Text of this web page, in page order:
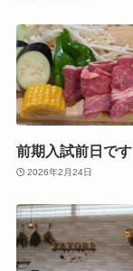
前期入試前日です
2026年2月24日